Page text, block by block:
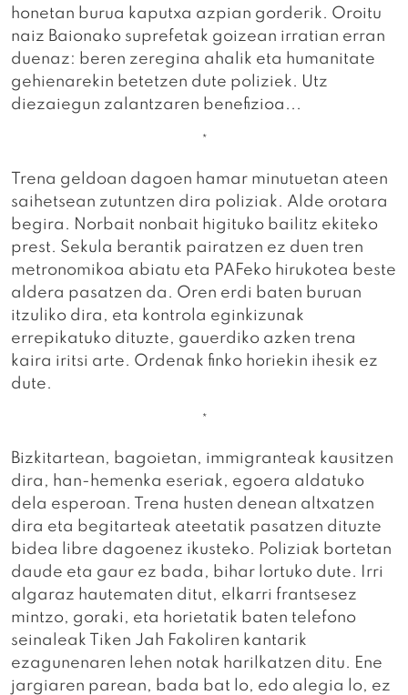
honetan burua kaputxa azpian gorderik. Oroitu
naiz Baionako suprefetak goizean irratian erran
duenaz: beren zeregina ahalik eta humanitate
gehienarekin betetzen dute poliziek. Utz
diezaiegun zalantzaren benefizioa...
*
Trena geldoan dagoen hamar minutuetan ateen
saihetsean zutuntzen dira poliziak. Alde orotara
begira. Norbait nonbait higituko bailitz ekiteko
prest. Sekula berantik pairatzen ez duen tren
metronomikoa abiatu eta PAFeko hirukotea beste
aldera pasatzen da. Oren erdi baten buruan
itzuliko dira, eta kontrola eginkizunak
errepikatuko dituzte, gauerdiko azken trena
kaira iritsi arte. Ordenak finko horiekin ihesik ez
dute.
*
Bizkitartean, bagoietan, immigranteak kausitzen
dira, han-hemenka eseriak, egoera aldatuko
dela esperoan. Trena husten denean altxatzen
dira eta begitarteak ateetatik pasatzen dituzte
bidea libre dagoenez ikusteko. Poliziak bortetan
daude eta gaur ez bada, bihar lortuko dute. Irri
algaraz hautematen ditut, elkarri frantsesez
mintzo, goraki, eta horietatik baten telefono
seinaleak Tiken Jah Fakoliren kantarik
ezagunenaren lehen notak harilkatzen ditu. Ene
jargiaren parean, bada bat lo, edo alegia lo, ez